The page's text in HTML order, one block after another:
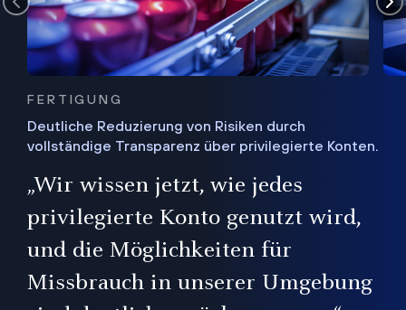
FERTIGUNG
Deutliche Reduzierung von Risiken durch
vollständige Transparenz über privilegierte Konten.
„Wir wissen jetzt, wie jedes
privilegierte Konto genutzt wird,
und die Möglichkeiten für
Missbrauch in unserer Umgebung